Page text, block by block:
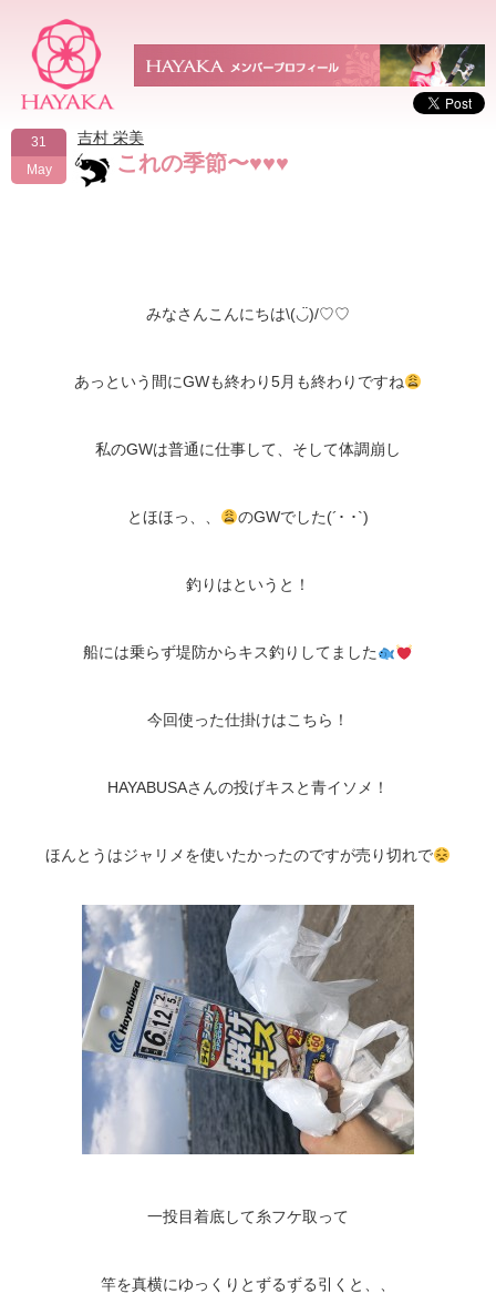
31
May
吉村 栄美
これの季節〜♥♥♥
みなさんこんにちは\(◡̈)/♡♡
あっという間にGWも終わり5月も終わりですね
私のGWは普通に仕事して、そして体調崩し
とほほっ、、 のGWでした(´･ ･`)
釣りはというと！
船には乗らず堤防からキス釣りしてました
今回使った仕掛けはこちら！
HAYABUSAさんの投げキスと青イソメ！
ほんとうはジャリメを使いたかったのですが売り切れで
一投目着底して糸フケ取って
竿を真横にゆっくりとずるずる引くと、、